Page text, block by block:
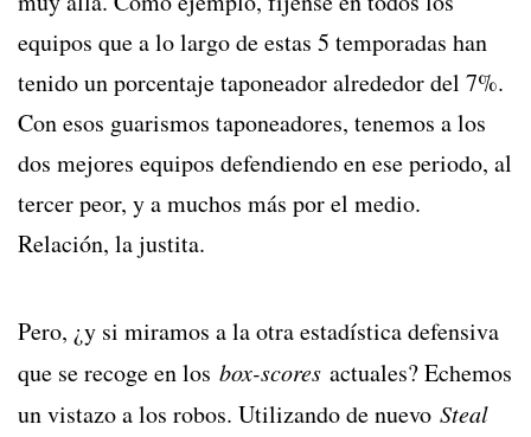
equipos que a lo largo de estas 5 temporadas han
tenido un porcentaje taponeador alrededor del 7%.
Con esos guarismos taponeadores, tenemos a los
dos mejores equipos defendiendo en ese periodo, al
tercer peor, y a muchos más por el medio.
Relación, la justita.
Pero, ¿y si miramos a la otra estadística defensiva
que se recoge en los box-scores actuales? Echemos
un vistazo a los robos. Utilizando de nuevo Steal